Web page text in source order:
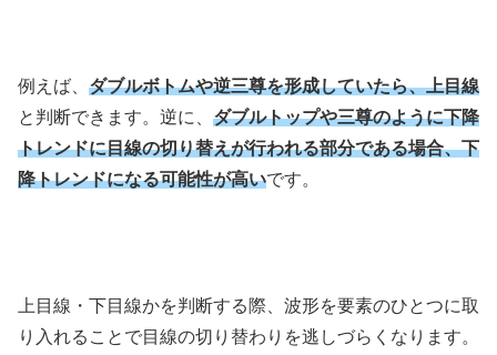
例えば、 ダブルボトムや逆三尊を形成していたら、上目線
と判断できます。逆に、 ダブルトップや三尊のように下降
トレンドに目線の切り替えが行われる部分である場合、下
降トレンドになる可能性が高いです。
上目線・下目線かを判断する際、波形を要素のひとつに取
り入れることで目線の切り替わりを逃しづらくなります。